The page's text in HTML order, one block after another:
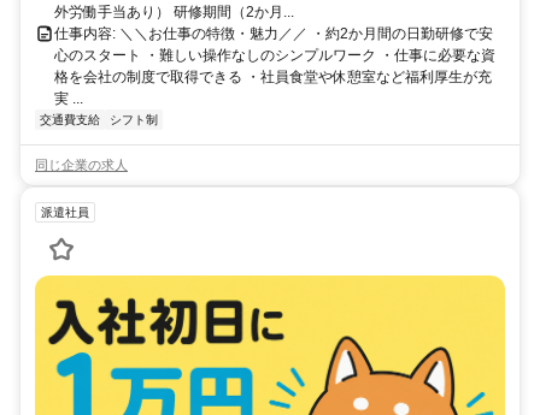
外労働手当あり） 研修期間（2か月...
仕事内容: ＼＼お仕事の特徴・魅力／／ ・約2か月間の日勤研修で安
心のスタート ・難しい操作なしのシンプルワーク ・仕事に必要な資
格を会社の制度で取得できる ・社員食堂や休憩室など福利厚生が充
実 ...
交通費支給 シフト制
同じ企業の求人
派遣社員